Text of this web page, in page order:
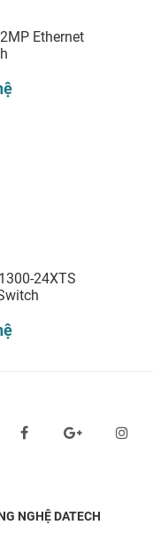
Ethernet
24XTS
NGHỆ DATECH